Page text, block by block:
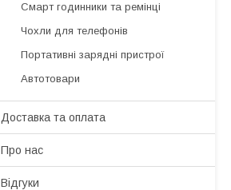
Смарт годинники та ремінці
Чохли для телефонів
Портативні зарядні пристрої
Автотовари
Доставка та оплата
Про нас
Відгуки